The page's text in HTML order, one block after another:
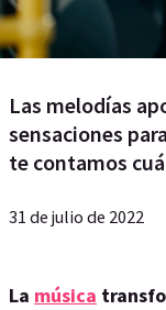
Las melodías
sensaciones
te contamos
31 de julio de 2022
La música